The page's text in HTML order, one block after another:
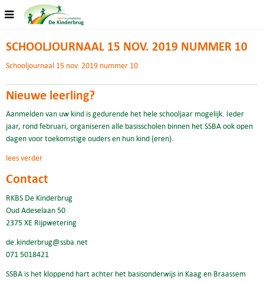
SCHOOLJOURNAAL 15 NOV. 2019 NUMMER 10
Schooljournaal 15 nov. 2019 nummer 10
Nieuwe leerling?
Aanmelden van uw kind is gedurende het hele schooljaar mogelijk. Ieder
jaar, rond februari, organiseren alle basisscholen binnen het SSBA ook open
dagen voor toekomstige ouders en hun kind (eren).
lees verder
Contact
RKBS De Kinderbrug
Oud Adeselaan 50
2375 XE Rijpwetering
de.kinderbrug@ssba.net
071 5018421
SSBA is het kloppend hart achter het basisonderwijs in Kaag en Braassem